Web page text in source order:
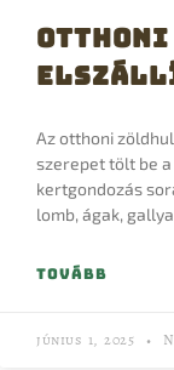
Az otthoni
szerepet tölt be
kertgondozás
lomb, ágak,
TOVÁBB
június 1, 2025